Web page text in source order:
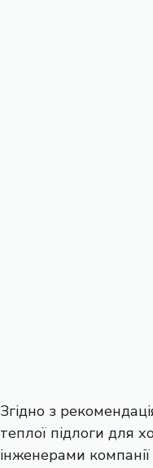
Згідно з
теплої підлоги для
інженерами компанії